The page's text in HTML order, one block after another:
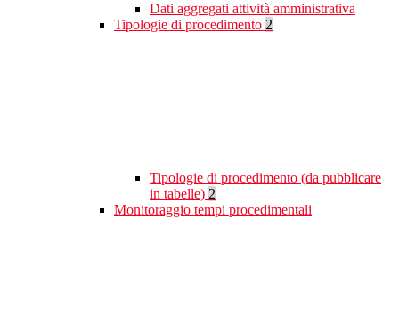
Dati aggregati attività amministrativa
Tipologie di procedimento 2
Tipologie di procedimento (da pubblicare
in tabelle) 2
Monitoraggio tempi procedimentali